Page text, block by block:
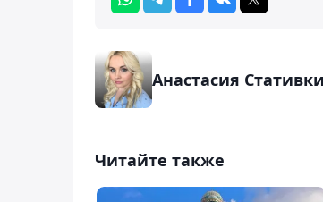
Анастасия
Читайте также